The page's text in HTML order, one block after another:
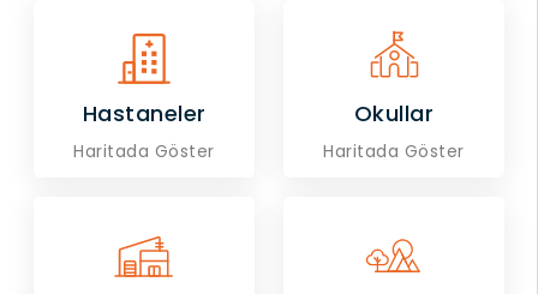
Hastaneler
Haritada Göster
Okullar
Haritada Göster